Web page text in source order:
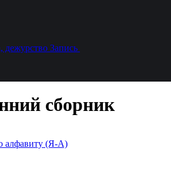
дежурство Запись
сборник
алфавиту (Я-А)